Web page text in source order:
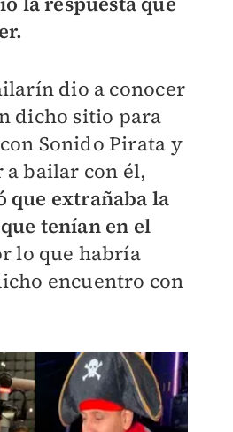
dio a conocer
dicho sitio para
Sonido Pirata y
bailar con él,
que extrañaba la
tenían en el
lo que habría
encuentro con